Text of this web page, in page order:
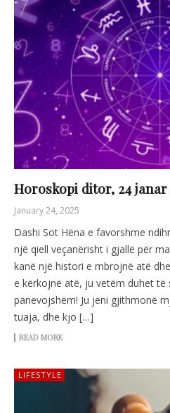
Horoskopi ditor, 24 janar
January 24, 2025
Dashi Sot Hëna e favorshme
një qiell veçanërisht i gjallë për
kanë një histori e mbrojnë atë
e kërkojnë atë, ju vetëm duhet të
panevojshëm! Ju jeni gjithmonë
tuaja, dhe kjo […]
READ MORE
LIFESTYLE